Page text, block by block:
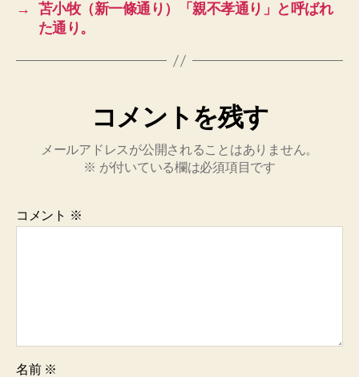
→
苫小牧（新一條通り）「親不孝通り」と呼ばれ
た通り。
コメントを残す
メールアドレスが公開されることはありません。
※ が付いている欄は必須項目です
コメント ※
名前 ※